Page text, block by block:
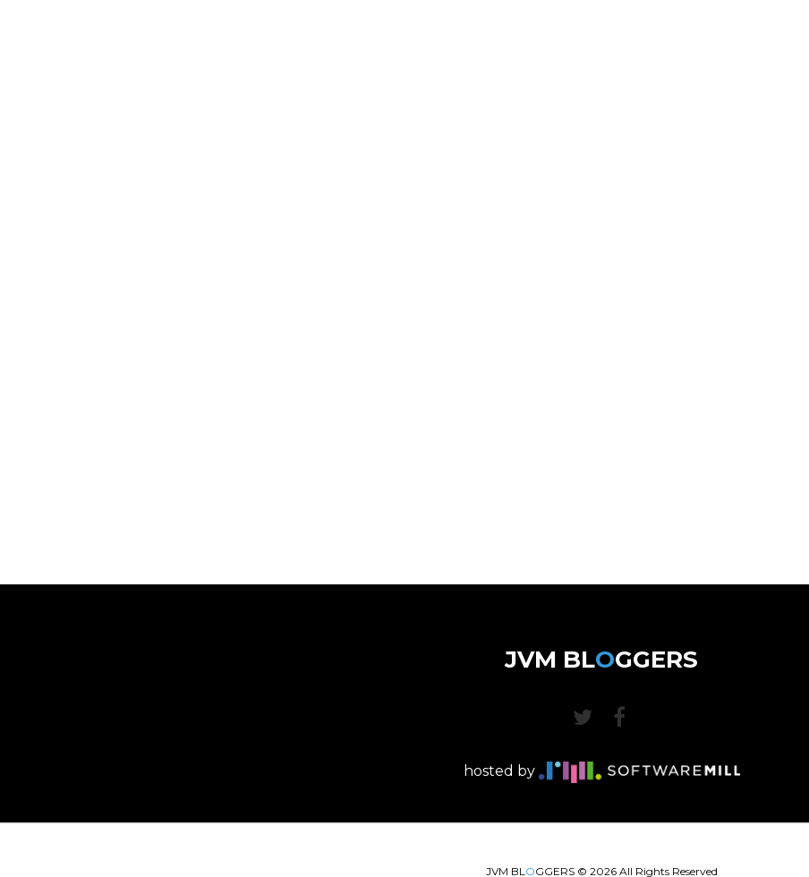
JVM BLOGGERS
hosted by
JVM BLOGGERS © 2026All Rights Reserved